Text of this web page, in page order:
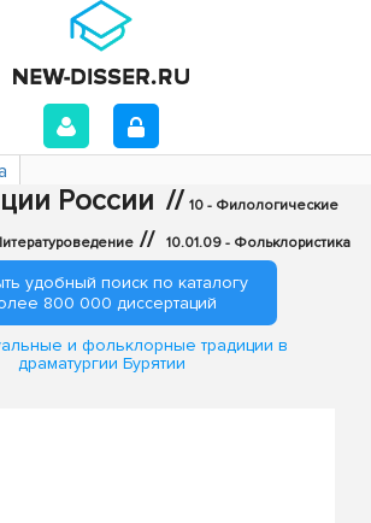
России // 10 - Филологические
// 10.01.09 - Фольклористика
удобный поиск по каталогу
800 000 диссертаций
и фольклорные традиции в
драматургии Бурятии